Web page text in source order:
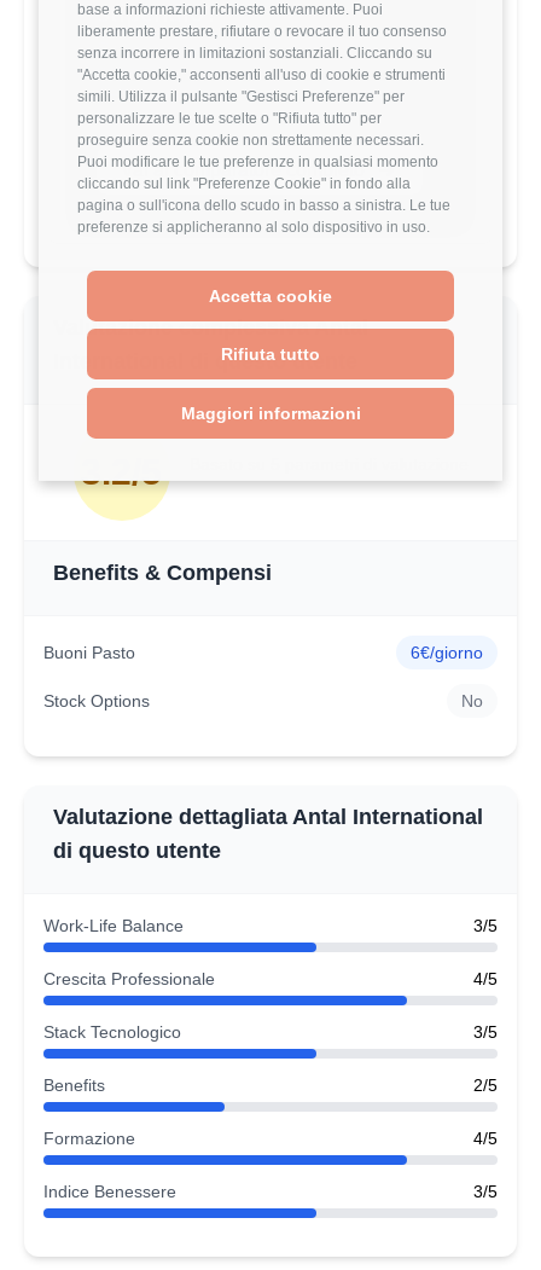
base a informazioni richieste attivamente. Puoi
liberamente prestare, rifiutare o revocare il tuo consenso
senza incorrere in limitazioni sostanziali. Cliccando su
"Accetta cookie," acconsenti all'uso di cookie e strumenti
simili. Utilizza il pulsante "Gestisci Preferenze" per
personalizzare le tue scelte o "Rifiuta tutto" per
proseguire senza cookie non strettamente necessari.
Puoi modificare le tue preferenze in qualsiasi momento
cliccando sul link "Preferenze Cookie" in fondo alla
pagina o sull'icona dello scudo in basso a sinistra. Le tue
preferenze si applicheranno al solo dispositivo in uso.
Accetta cookie
Rifiuta tutto
Maggiori informazioni
stipendio?
Scopri come il tuo stipendio si posiziona
rispetto al mercato con analisi
dettagliate per ruolo, esperienza e
località.
Vai al comparatore completo
Valutazione complessiva Antal
International di questo utente
3.2/5
Benefits & Compensi
Buoni Pasto 6€/giorno
Stock Options No
Valutazione dettagliata Antal International
di questo utente
Work-Life Balance 3/5
Crescita Professionale 4/5
Stack Tecnologico 3/5
Benefits 2/5
Formazione 4/5
Indice Benessere 3/5